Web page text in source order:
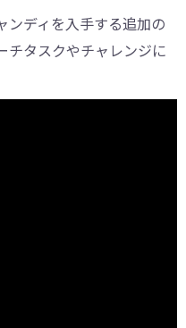
ンディを入手する追加の
チタスクやチャレンジに